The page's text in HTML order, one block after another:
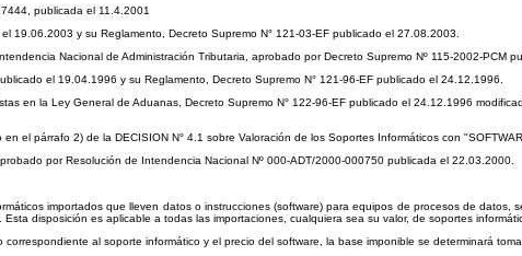
publicada el 11.4.2001
19.06.2003 y su Reglamento, Decreto Supremo N° 121-03-EF publicado el 27.08.2003.
Nacional de Administración Tributaria, aprobado por Decreto Supremo Nº 115-2002-PCM
el 19.04.1996 y su Reglamento, Decreto Supremo N° 121-96-EF publicado el 24.12.1996.
en la Ley General de Aduanas, Decreto Supremo N° 122-96-EF publicado el 24.12.1996
el párrafo 2) de la DECISION N° 4.1 sobre Valoración de los Soportes Informáticos con
por Resolución de Intendencia Nacional Nº 000-ADT/2000-000750 publicada el 22.03.2000.
importados que lleven datos o instrucciones (software) para equipos de procesos de
disposición es aplicable a todas las importaciones, cualquiera sea su valor, de soportes
al soporte informático y el precio del software, la base imponible se determinará